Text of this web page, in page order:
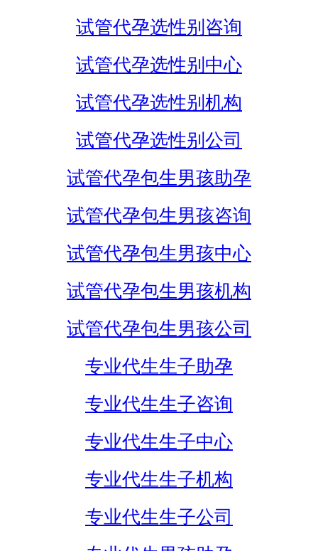
试管代孕选性别咨询
试管代孕选性别中心
试管代孕选性别机构
试管代孕选性别公司
试管代孕包生男孩助孕
试管代孕包生男孩咨询
试管代孕包生男孩中心
试管代孕包生男孩机构
试管代孕包生男孩公司
专业代生生子助孕
专业代生生子咨询
专业代生生子中心
专业代生生子机构
专业代生生子公司